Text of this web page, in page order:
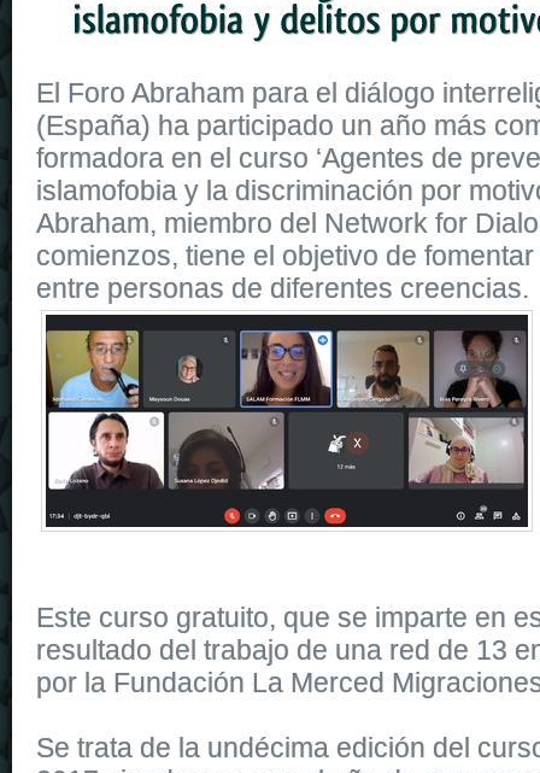
El Foro Abraham para el diálogo
(España) ha participado un año más
formadora en el curso ‘Agentes de
islamofobia y la discriminación por
Abraham, miembro del Network for
comienzos, tiene el objetivo de
entre personas de diferentes creencias.
Este curso gratuito, que se imparte en
resultado del trabajo de una red de 13
por la Fundación La Merced
Se trata de la undécima edición del